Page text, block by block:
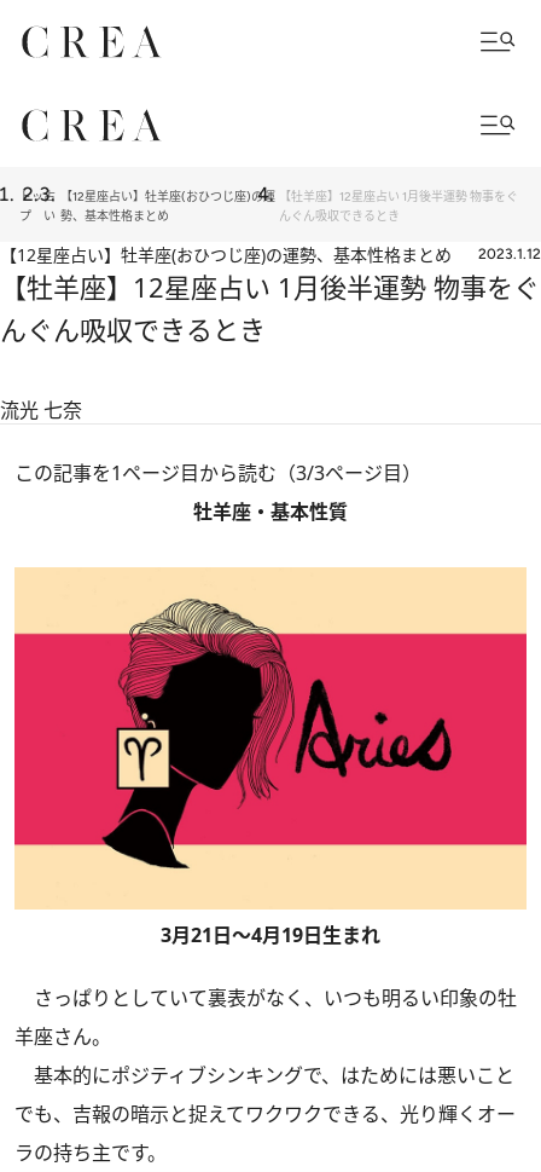
トッ
プ
占
い
【12星座占い】牡羊座(おひつじ座)の運
勢、基本性格まとめ
【牡羊座】12星座占い 1月後半運勢 物事をぐ
んぐん吸収できるとき
【12星座占い】牡羊座(おひつじ座)の運勢、基本性格まとめ 2023.1.12
【牡羊座】12星座占い 1月後半運勢 物事をぐ
んぐん吸収できるとき
流光 七奈
この記事を1ページ目から読む（3/3ページ目）
牡羊座・基本性質
3月21日～4月19日生まれ
さっぱりとしていて裏表がなく、いつも明るい印象の牡
羊座さん。
基本的にポジティブシンキングで、はためには悪いこと
でも、吉報の暗示と捉えてワクワクできる、光り輝くオー
ラの持ち主です。